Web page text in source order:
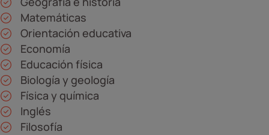
Matemáticas
Orientación educativa
Economía
Educación física
Biología y geología
Física y química
Inglés
Filosofía